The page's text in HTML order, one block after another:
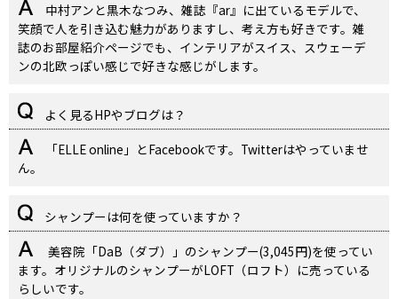
中村アンと黒木なつみ、雑誌『ar』に出ているモデルで、
笑顔で人を引き込む魅力がありますし、考え方も好きです。雑
誌のお部屋紹介ページでも、インテリアがスイス、 スウェーデ
ンの北欧っぽい感じで好きな感じがします。
よく見るHPやブログは？
「ELLE online」とFacebookです。Twitterはやっていませ
ん。
シャンプーは何を使っていますか？
美容院「DaB（ダブ）」のシャンプー(3,045円)を使ってい
ます。 オリジナルのシャンプーがLOFT（ロフト）に売っている
らしいです。